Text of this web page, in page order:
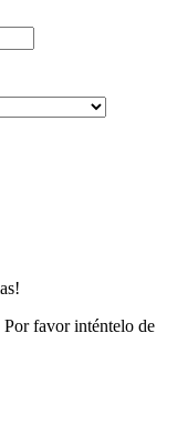
favor inténtelo de